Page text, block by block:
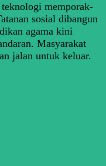
memporak-
sosial dibangun
agama kini
Masyarakat
jalan untuk keluar.